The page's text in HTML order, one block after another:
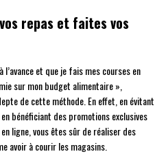
repas et faites vos
et que je fais mes courses en
sur mon budget alimentaire »,
de cette méthode. En effet, en évitant
bénéficiant des promotions exclusives
ligne, vous êtes sûr de réaliser des
avoir à courir les magasins.